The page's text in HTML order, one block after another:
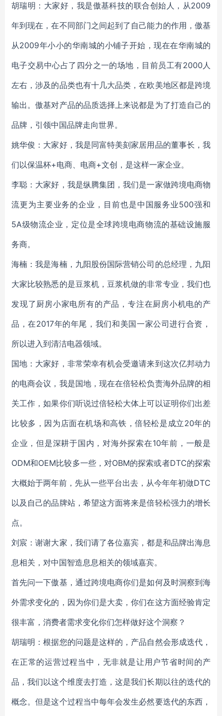
胡瑞明：大家好，我是傲基科技的联合创始人，从2009
年到现在，在不同部门之间起到了自己能力的作用，傲基
从2009年小小的华南城的小铺子开始，现在在华南城的
电子交易中心占了四分之一的场地，目前员工有2000人
左右，涉及的品类也有十几大品类，在欧美地区都是跨境
输出。傲基对产品的品质选择上来说都是为了打造自己的
品牌，引领中国品牌走向世界。
姚华俊：大家好，我是同富特美刻家居用品的董事长，我
们以保温杯+电商、电商+文创，是这样一家企业。
李聪：大家好，我是纵腾集团，我们是一家做跨境电商物
流更为主要业务的企业，目前也是中国服务业500强和
5A级物流企业，定位是全球跨境电商物流的基础设施服
务商。
海楠：我是海楠，九阳股份国际营销公司的总经理，九阳
大家比较熟悉的是豆浆机，豆浆机做的非常专业，我们也
发现了厨房小家电所有的产品，专注在厨房小机电的产
品，在2017年的年尾，我们和美国一家公司进行合资，
所以进入到清洁电器领域。
国地：大家好，非常荣幸有机会受邀请来到这次亿邦动力
的电商会议，我是国地，现在在倍轻松负责海外品牌的相
关工作，如果你们听说过倍轻松大体上可以证明你们出差
比较多，因为店面在机场和高铁，倍轻松是成立20年的
企业，但是深耕于国内，对海外探索在10年前，一般是
ODM和OEM比较多一些，对OBM的探索或者DTC的探索
大概始于两年前，先从一些平台出去，从今年年初做DTC
以及自己的品牌站，希望这方面将来是倍轻松强力的增长
点。
刘宸：谢谢大家，我们请了各位嘉宾，都是和品牌出海息
息相关，对中国智造息息相关的领域嘉宾。
首先问一下傲基，通过跨境电商你们是如何及时洞察到海
外需求变化的，因为你们是大卖，你们在这方面经验肯定
很丰富，消费者需求变化你们怎样做好这个洞察？
胡瑞明：根据您的问题是这样的，产品自然会形成迭代，
在正常的运营过程当中，无非就是让用户节省时间的产
品，我们以这个维度去打造，这是我们长期以往的迭代的
概念。但是这个过程当中每年会发生必然要迭代的东西，